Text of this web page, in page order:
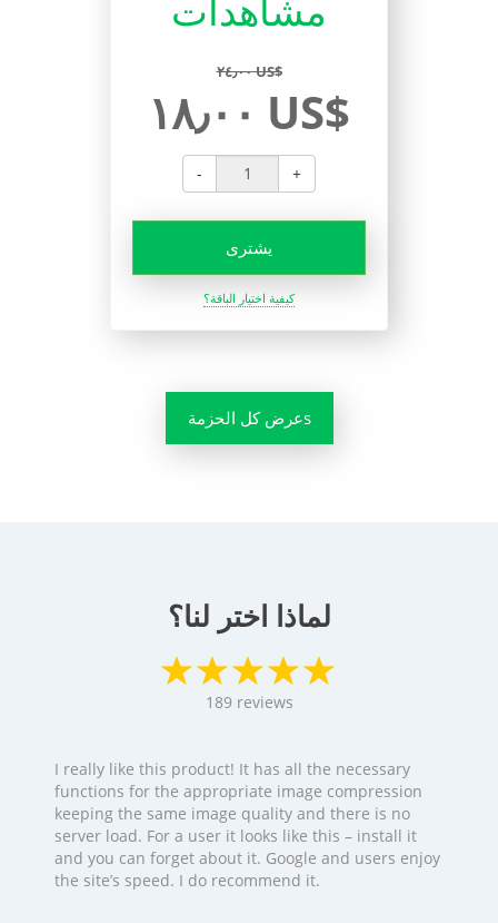
مشاهدات
٢٤٫٠٠ US$
١٨٫٠٠ US$
- +
يشترى
كيفية اختيار الباقة؟
عرض كل الحزمةs
لماذا اختر لنا؟
189 reviews
I really like this product! It has all the necessary
functions for the appropriate image compression
keeping the same image quality and there is no
server load. For a user it looks like this – install it
and you can forget about it. Google and users enjoy
the site’s speed. I do recommend it.